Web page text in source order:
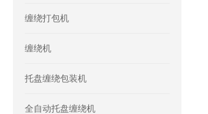
缠绕打包机
缠绕机
托盘缠绕包装机
全自动托盘缠绕机